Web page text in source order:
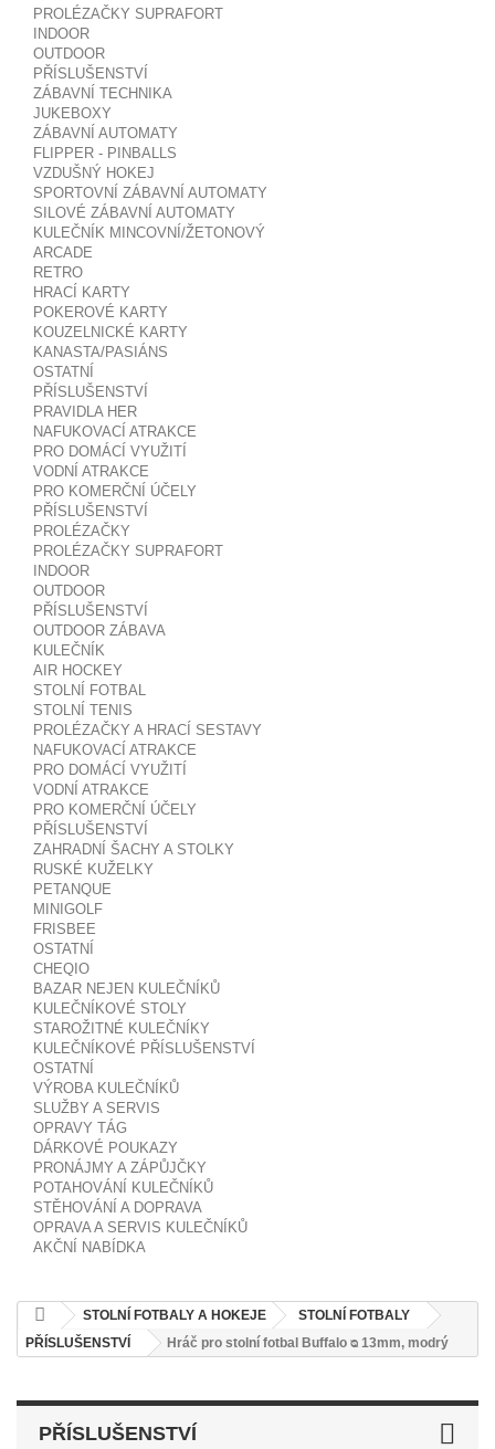
PROLÉZAČKY SUPRAFORT
INDOOR
OUTDOOR
PŘÍSLUŠENSTVÍ
ZÁBAVNÍ TECHNIKA
JUKEBOXY
ZÁBAVNÍ AUTOMATY
FLIPPER - PINBALLS
VZDUŠNÝ HOKEJ
SPORTOVNÍ ZÁBAVNÍ AUTOMATY
SILOVÉ ZÁBAVNÍ AUTOMATY
KULEČNÍK MINCOVNÍ/ŽETONOVÝ
ARCADE
RETRO
HRACÍ KARTY
POKEROVÉ KARTY
KOUZELNICKÉ KARTY
KANASTA/PASIÁNS
OSTATNÍ
PŘÍSLUŠENSTVÍ
PRAVIDLA HER
NAFUKOVACÍ ATRAKCE
PRO DOMÁCÍ VYUŽITÍ
VODNÍ ATRAKCE
PRO KOMERČNÍ ÚČELY
PŘÍSLUŠENSTVÍ
PROLÉZAČKY
PROLÉZAČKY SUPRAFORT
INDOOR
OUTDOOR
PŘÍSLUŠENSTVÍ
OUTDOOR ZÁBAVA
KULEČNÍK
AIR HOCKEY
STOLNÍ FOTBAL
STOLNÍ TENIS
PROLÉZAČKY A HRACÍ SESTAVY
NAFUKOVACÍ ATRAKCE
PRO DOMÁCÍ VYUŽITÍ
VODNÍ ATRAKCE
PRO KOMERČNÍ ÚČELY
PŘÍSLUŠENSTVÍ
ZAHRADNÍ ŠACHY A STOLKY
RUSKÉ KUŽELKY
PETANQUE
MINIGOLF
FRISBEE
OSTATNÍ
CHEQIO
BAZAR NEJEN KULEČNÍKŮ
KULEČNÍKOVÉ STOLY
STAROŽITNÉ KULEČNÍKY
KULEČNÍKOVÉ PŘÍSLUŠENSTVÍ
OSTATNÍ
VÝROBA KULEČNÍKŮ
SLUŽBY A SERVIS
OPRAVY TÁG
DÁRKOVÉ POUKAZY
PRONÁJMY A ZÁPŮJČKY
POTAHOVÁNÍ KULEČNÍKŮ
STĚHOVÁNÍ A DOPRAVA
OPRAVA A SERVIS KULEČNÍKŮ
AKČNÍ NABÍDKA
STOLNÍ FOTBALY A HOKEJE
STOLNÍ FOTBALY
PŘÍSLUŠENSTVÍ
Hráč pro stolní fotbal Buffalo ᴓ 13mm, modrý
PŘÍSLUŠENSTVÍ